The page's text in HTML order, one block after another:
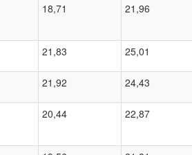
18,71 21,96
21,83 25,01
21,92 24,43
20,44 22,87